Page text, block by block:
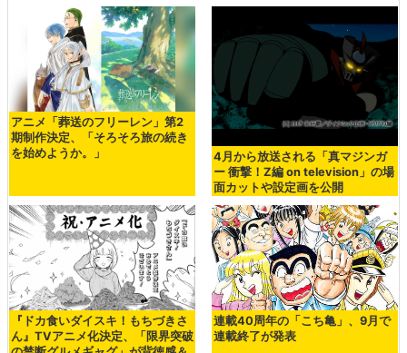
アニメ「葬送のフリーレン」第2
期制作決定、「そろそろ旅の続き
を始めようか。」
4月から放送される「真マジンガ
ー 衝撃！Z編 on television」の場
面カットや設定画を公開
『ドカ食いダイスキ！もちづきさ
ん』TVアニメ化決定、「限界突破
連載40周年の「こち亀」、9月で
連載終了が発表